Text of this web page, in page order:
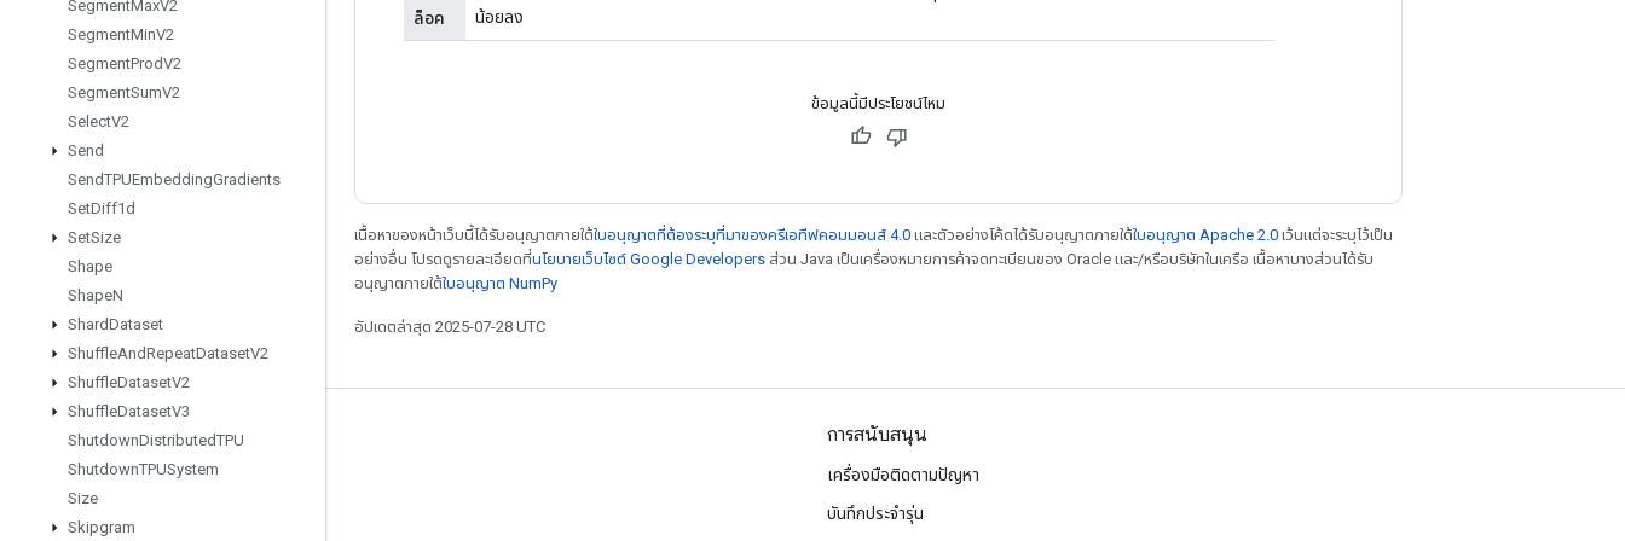
SegmentMaxV2
SegmentMinV2
SegmentProdV2
SegmentSumV2
SelectV2
Send
SendTPUEmbeddingGradients
SetDiff1d
SetSize
Shape
ShapeN
ShardDataset
ShuffleAndRepeatDatasetV2
ShuffleDatasetV2
ShuffleDatasetV3
ShutdownDistributedTPU
ShutdownTPUSystem
Size
Skipgram
ล็อค
น้อยลง
ข้อมูลนี้มีประโยชน์ไหม
เนื้อหาของหน้าเว็บนี้ได้รับอนุญาตภายใต้ใบอนุญาตที่ต้องระบุที่มาของครีเอทีฟคอมมอนส์ 4.0 และตัวอย่างโค้ดได้รับอนุญาตภายใต้ใบอนุญาต Apache 2.0 เว้นแต่จะระบุไว้เป็น
อย่างอื่น โปรดดูรายละเอียดที่นโยบายเว็บไซต์ Google Developers ส่วน Java เป็นเครื่องหมายการค้าจดทะเบียนของ Oracle และ/หรือบริษัทในเครือ เนื้อหาบางส่วนได้รับ
อนุญาตภายใต้ใบอนุญาต NumPy
อัปเดตล่าสุด 2025-07-28 UTC
เชื่อมต่อเสมอ การสนับสนุน
เครื่องมือติดตามปัญหา
บันทึกประจำรุ่น